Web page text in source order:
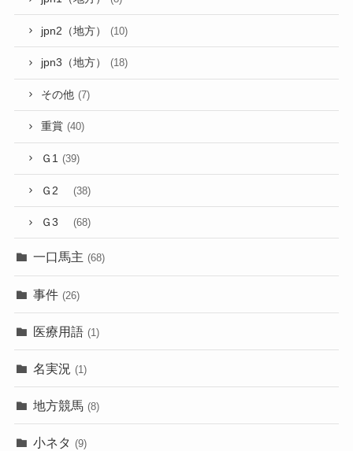
jpn2（地方） (10)
jpn3（地方） (18)
その他 (7)
重賞 (40)
Ｇ1 (39)
Ｇ2 (38)
Ｇ3 (68)
一口馬主 (68)
事件 (26)
医療用語 (1)
名実況 (1)
地方競馬 (8)
小ネタ (9)